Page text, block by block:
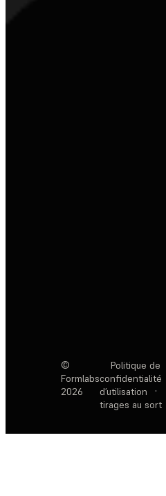
©
Formlabs
2026
Politique de
confidentialité
d’utilisation
·
tirages au sort